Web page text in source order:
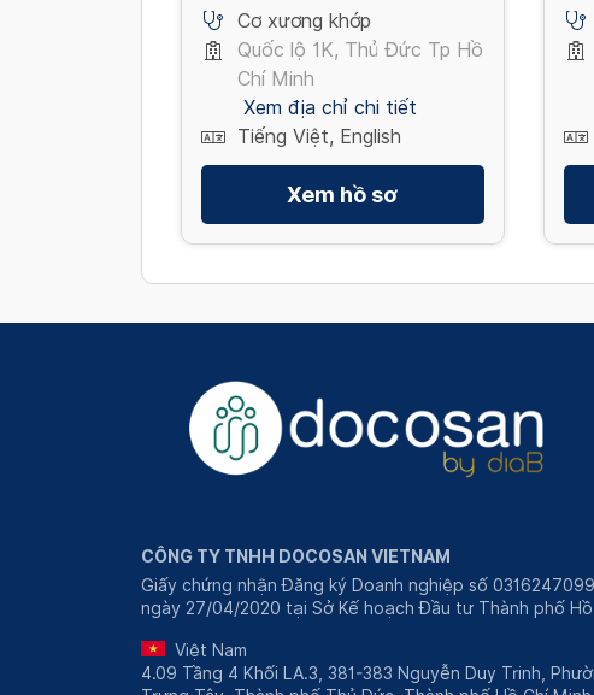
Cơ xương khớp
Quốc lộ 1K, Thủ Đức Tp Hồ
Chí Minh
Xem địa chỉ chi tiết
Tiếng Việt, English
Xem hồ sơ
CÔNG TY TNHH DOCOSAN VIETNAM
Giấy chứng nhận Đăng ký Doanh nghiệp số
ngày 27/04/2020 tại Sở Kế hoạch Đầu tư Thành phố Hồ
Việt Nam
4.09 Tầng 4 Khối LA.3, 381-383 Nguyễn Duy Trinh,